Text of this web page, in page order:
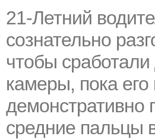
21-Летний
сознательно
чтобы
камеры, пока
демонстративно
средние пальцы